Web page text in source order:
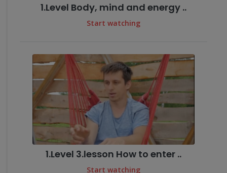
1.Level Body, mind and energy ..
Start watching
1.Level 3.lesson How to enter ..
Start watching